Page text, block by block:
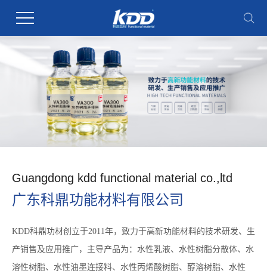
Guangdong kdd functional material co.,ltd
广东科鼎功能材料有限公司
KDD科鼎功材创立于2011年，致力于高新功能材料的技术研发、生
产销售及应用推广，主导产品为：水性乳液、水性树脂分散体、水
溶性树脂、水性油墨连接料、水性丙烯酸树脂、醇溶树脂、水性